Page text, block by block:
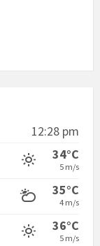
12:28 pm
34°C
5 m/s
35°C
4 m/s
36°C
5 m/s